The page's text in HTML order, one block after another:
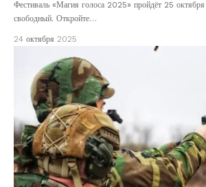
Фестиваль «Магия голоса 2025» пройдёт 25
свободный. Откройте…
24 октября 2025